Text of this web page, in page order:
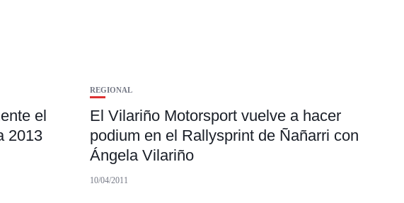
el
2013
REGIONAL
El Vilariño Motorsport vuelve a hacer
podium en el Rallysprint de Ñañarri con
Ángela Vilariño
10/04/2011